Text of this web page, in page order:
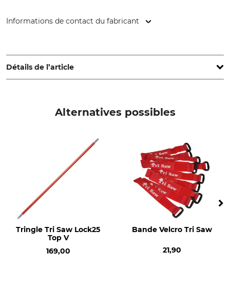
Informations de contact du fabricant
Grafengehaig, Germany, www.krumpholz1799.de
Détails de l’article
Alternatives possibles
Tringle Tri Saw Lock25
Top V
169,00
Bande Velcro Tri Saw
21,90